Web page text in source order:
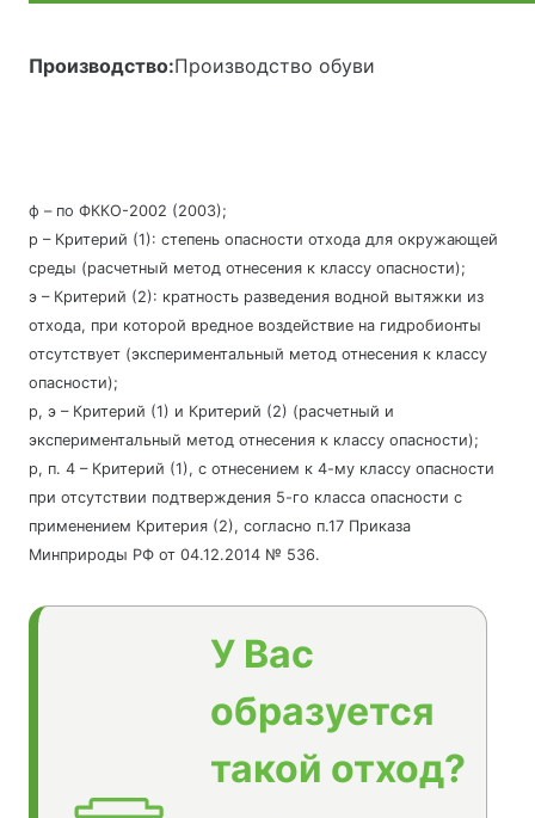
Производство:Производство обуви
ф – по ФККО-2002 (2003);
р – Критерий (1): степень опасности отхода для окружающей
среды (расчетный метод отнесения к классу опасности);
э – Критерий (2): кратность разведения водной вытяжки из
отхода, при которой вредное воздействие на гидробионты
отсутствует (экспериментальный метод отнесения к классу
опасности);
р, э – Критерий (1) и Критерий (2) (расчетный и
экспериментальный метод отнесения к классу опасности);
р, п. 4 – Критерий (1), с отнесением к 4-му классу опасности
при отсутствии подтверждения 5-го класса опасности с
применением Критерия (2), согласно п.17 Приказа
Минприроды РФ от 04.12.2014 № 536.
У Вас
образуется
такой отход?